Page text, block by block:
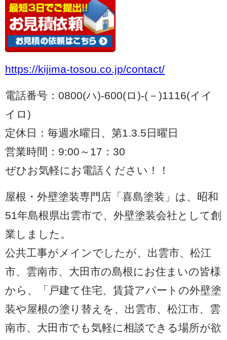
https://kijima-tosou.co.jp/contact/
電話番号：0800(ハ)-600(ロ)-(－)1116(イイ
イロ)
定休日：毎週水曜日、第1.3.5日曜日
営業時間：9:00～17：30
ぜひお気軽にお電話ください！！
屋根・外壁塗装専門店「喜島塗装」は、昭和
51年島根県出雲市で、外壁塗装会社として創
業しました。
公共工事がメインでしたが、出雲市、松江
市、雲南市、大田市の島根にお住まいの皆様
から、「戸建て住宅、賃貸アパートの外壁塗
装や屋根の塗り替えを、出雲市、松江市、雲
南市、大田市でも気軽に相談できる場所が欲